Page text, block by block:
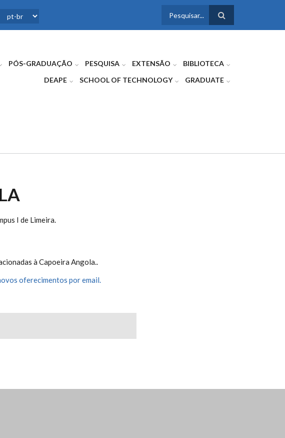
FORMULÁRIO
PÓS-GRADUAÇÃO PESQUISA EXTENSÃO
BIBLIOTECA
DEAPE
SCHOOL OF TECHNOLOGY GRADUATE
I de Limeira.
à Capoeira Angola..
oferecimentos por email.